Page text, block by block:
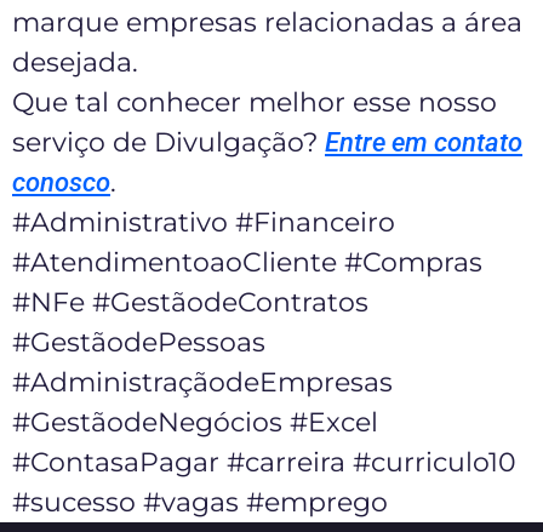
marque empresas relacionadas a área
desejada.
Que tal conhecer melhor esse nosso
serviço de Divulgação? Entre em contato
conosco.
#Administrativo #Financeiro
#AtendimentoaoCliente #Compras
#NFe #GestãodeContratos
#GestãodePessoas
#AdministraçãodeEmpresas
#GestãodeNegócios #Excel
#ContasaPagar #carreira #curriculo10
#sucesso #vagas #emprego